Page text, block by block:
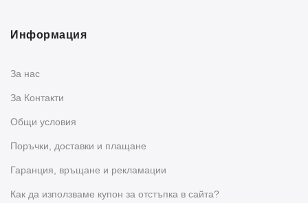
Информация
За нас
За Контакти
Общи условия
Поръчки, доставки и плащане
Гаранция, връщане и рекламации
Как да използваме купон за отстъпка в сайта?